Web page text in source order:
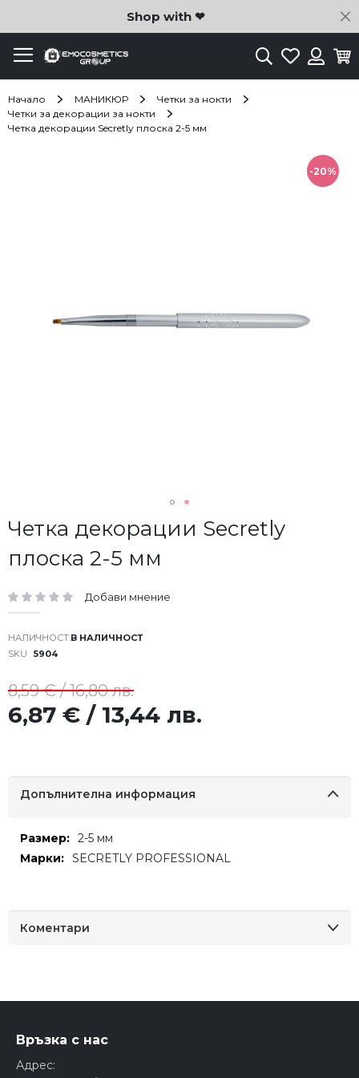
Shop with ❤
ТърсенеЛюбими
Начало МАНИКЮР
Четки за нокти
Четки за декорации за нокти
Четка декорации Secretly плоска 2-5 мм
Четка декорации Secretly
плоска 2-5 мм
рейтинг: Добави мнение
В НАЛИЧНОСТ
SKU
5904
6,87 € / 13,44 лв.
8,59 € / 16,80 лв.
-20%
Преминете
към
началото
на
със
снимки
Допълнителна информация
Допълнителна
информация
2-5 мм
SECRETLY PROFESSIONAL
Коментари
Връзка с нас
Адрес: